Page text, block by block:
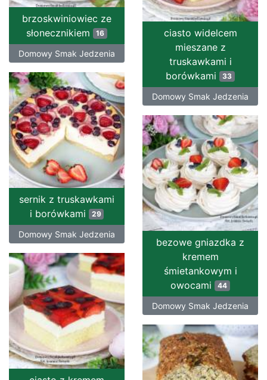
brzoskwiniowiec ze
słonecznikiem 16
Domowy Smak Jedzenia
ciasto widelcem
mieszane z
truskawkami i
borówkami 33
Domowy Smak Jedzenia
sernik z truskawkami
i borówkami
29
Domowy Smak Jedzenia
bezowe gniazdka z
kremem
śmietankowym i
owocami 44
Domowy Smak Jedzenia